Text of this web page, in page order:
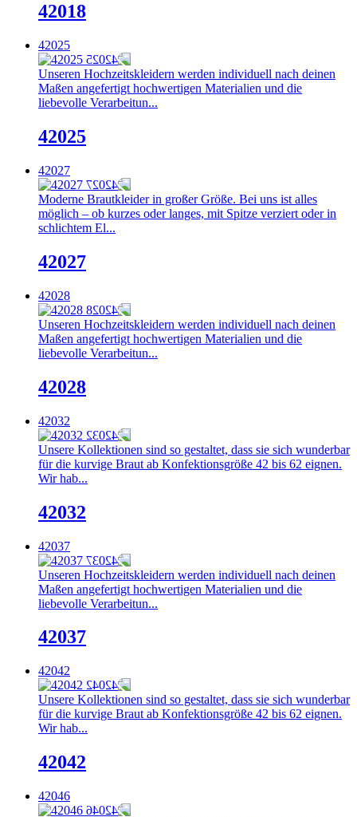
42018
42025
Unseren Hochzeitskleidern werden individuell nach deinen
Maßen angefertigt hochwertigen Materialien und die
liebevolle Verarbeitun...
42025
42027
Moderne Brautkleider in großer Größe. Bei uns ist alles
möglich – ob kurzes oder langes, mit Spitze verziert oder in
schlichtem El...
42027
42028
Unseren Hochzeitskleidern werden individuell nach deinen
Maßen angefertigt hochwertigen Materialien und die
liebevolle Verarbeitun...
42028
42032
Unsere Kollektionen sind so gestaltet, dass sie sich wunderbar
für die kurvige Braut ab Konfektionsgröße 42 bis 62 eignen.
Wir hab...
42032
42037
Unseren Hochzeitskleidern werden individuell nach deinen
Maßen angefertigt hochwertigen Materialien und die
liebevolle Verarbeitun...
42037
42042
Unsere Kollektionen sind so gestaltet, dass sie sich wunderbar
für die kurvige Braut ab Konfektionsgröße 42 bis 62 eignen.
Wir hab...
42042
42046